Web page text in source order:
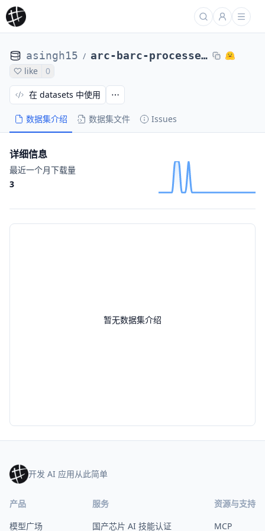
asingh15 / arc-barc-processed-direct-max4k-abs-lr5e-6-ep1-no-oracle-0104-3of8
like 0
数据集介绍 数据集文件 Issues
在 datasets 中使用
暂无数据集介绍
详细信息
最近一个月下载量
3
开发 AI 应用从此简单
产品
模型广场
服务
国产芯片 AI 技能认证
资源与支持
MCP